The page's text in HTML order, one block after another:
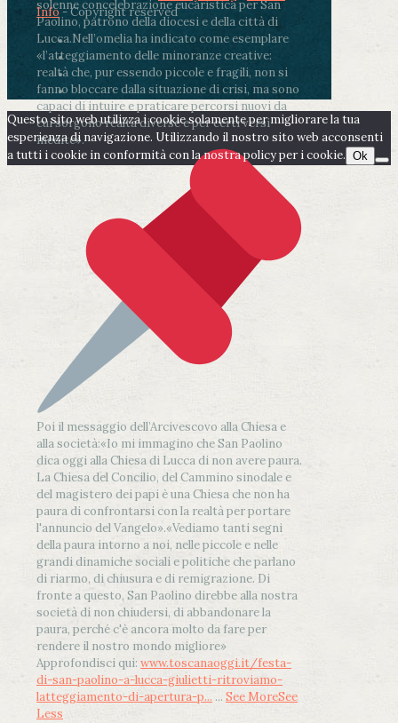
solenne concelebrazione eucaristica per San
Paolino, patrono della diocesi e della città di
Lucca.Nell’omelia ha indicato come esemplare
«l’atteggiamento delle minoranze creative:
realtà che, pur essendo piccole e fragili, non si
fanno bloccare dalla situazione di crisi, ma sono
capaci di intuire e praticare percorsi nuovi da
cui sorgono realtà diverse e per certi versi
inedite».
Poi il messaggio dell’Arcivescovo alla Chiesa e
alla società:«Io mi immagino che San Paolino
dica oggi alla Chiesa di Lucca di non avere paura.
La Chiesa del Concilio, del Cammino sinodale e
del magistero dei papi è una Chiesa che non ha
paura di confrontarsi con la realtà per portare
l'annuncio del Vangelo».«Vediamo tanti segni
della paura intorno a noi, nelle piccole e nelle
grandi dinamiche sociali e politiche che parlano
di riarmo, di chiusura e di remigrazione. Di
fronte a questo, San Paolino direbbe alla nostra
società di non chiudersi, di abbandonare la
paura, perché c'è ancora molto da fare per
rendere il nostro mondo migliore»
Approfondisci qui: www.toscanaoggi.it/festa-
di-san-paolino-a-lucca-giulietti-ritroviamo-
latteggiamento-di-apertura-p... ... See MoreSee
Less
Info- Copyright reserved
Questo sito web utilizza i cookie solamente per migliorare la tua
esperienza di navigazione. Utilizzando il nostro sito web acconsenti
a tutti i cookie in conformità con la nostra policy per i cookie. Ok